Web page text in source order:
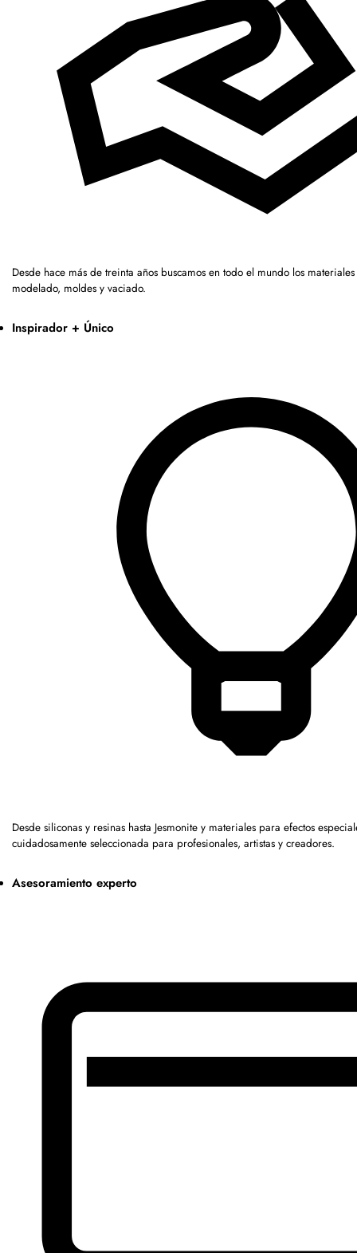
Desde hace más de treinta años buscamos en todo el mundo los
modelado, moldes y vaciado.
Inspirador + Único
Desde siliconas y resinas hasta Jesmonite y materiales para efectos
cuidadosamente seleccionada para profesionales, artistas y creadores.
Asesoramiento experto